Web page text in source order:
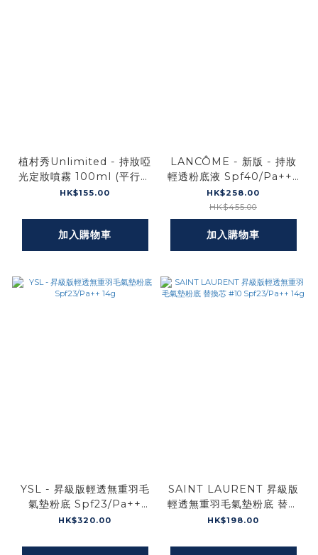
植村秀Unlimited - 持妝啞
光定妝噴霧 100ml (平行進
口)
HK$155.00
加入購物車
LANCÔME - 新版 - 持妝
輕透粉底液 Spf40/Pa+++
30ml
HK$258.00
HK$455.00
加入購物車
YSL - 昇級版輕透無重羽毛
氣墊粉底 Spf23/Pa++
14g
HK$320.00
SAINT LAURENT 昇級版
輕透無重羽毛氣墊粉底 替換
芯 #10 Spf23/Pa++ 14g
HK$198.00